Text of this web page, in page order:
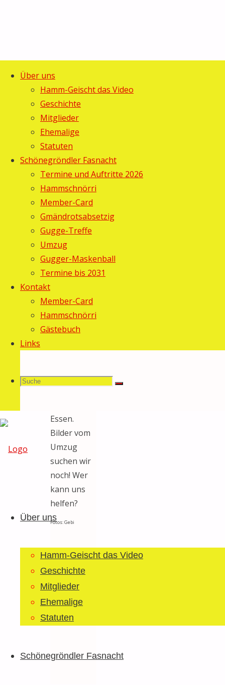
Über uns
Hamm-Geischt das Video
Geschichte
Mitglieder
Ehemalige
Statuten
Schönegröndler Fasnacht
Termine und Auftritte 2026
Hammschnörri
Member-Card
Gmändrotsabsetzig
Gugge-Treffe
Umzug
Gugger-Maskenball
Termine bis 2031
Kontakt
Member-Card
Hammschnörri
Gästebuch
Links
Suche
Suchen
Suche
Guggemusig
Lömpe
springenÜber uns
Hamm-Geischt das Video
Geschichte
Mitglieder
Ehemalige
Statuten
Schönegröndler Fasnacht
Start
Allgemein
Hemberg
Umzug
Hemberg
Gebi23.
Februar
200923.
Februar
2009
Allgemein/
Fasnacht
2009
Einmal
machten wir
an der
Kinderfasnacht
Hemberg
gingen
Essen.
Bilder vom
Umzug
suchen wir
noch! Wer
kann uns
helfen?
Fotos: Gebi
Lömpe, Schönengrund